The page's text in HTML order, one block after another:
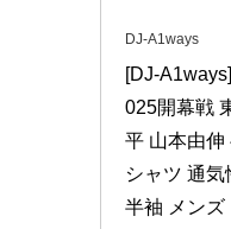
DJ-A1ways
[DJ-
025開幕戦
平 山本由伸
シャツ 通
半袖 メンズ